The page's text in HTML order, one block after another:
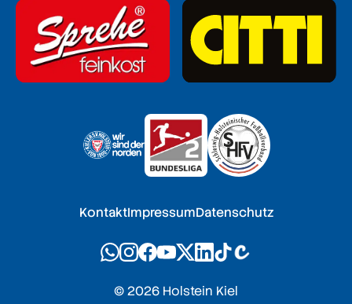
© 2026 Holstein Kiel
KontaktImpressumDatenschutz